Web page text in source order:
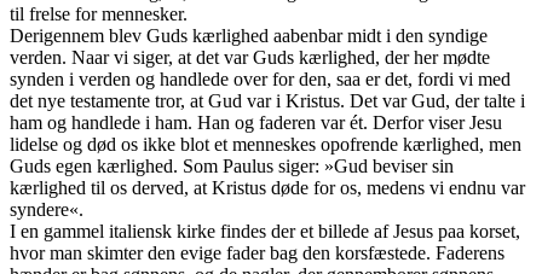
til frelse for mennesker.
Derigennem blev Guds kærlighed aabenbar midt i den syndige
verden. Naar vi siger, at det var Guds kærlighed, der her mødte
synden i verden og handlede over for den, saa er det, fordi vi med
det nye testamente tror, at Gud var i Kristus. Det var Gud, der talte i
ham og handlede i ham. Han og faderen var ét. Derfor viser Jesu
lidelse og død os ikke blot et menneskes opofrende kærlighed, men
Guds egen kærlighed. Som Paulus siger: »Gud beviser sin
kærlighed til os derved, at Kristus døde for os, medens vi endnu var
syndere«.
I en gammel italiensk kirke findes der et billede af Jesus paa korset,
hvor man skimter den evige fader bag den korsfæstede. Faderens